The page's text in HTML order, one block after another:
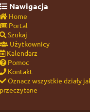
Nawigacja
Home
Portal
Szukaj
Użytkownicy
Kalendarz
Pomoc
Kontakt
Oznacz wszystkie działy
przeczytane